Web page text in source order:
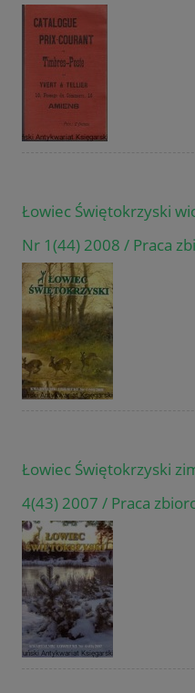
Łowiec Świętokrzyski
Nr 1(44) 2008 / Praca
Łowiec Świętokrzyski
4(43) 2007 / Praca